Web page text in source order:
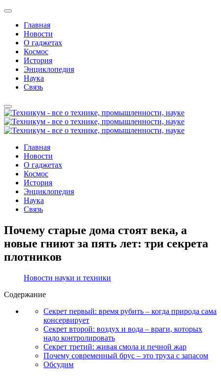
Главная
Новости
О гаджетах
Космос
История
Энциклопедия
Наука
Связь
Главная
Новости
О гаджетах
Космос
История
Энциклопедия
Наука
Связь
Почему старые дома стоят века, а
новые гниют за пять лет: три секрета
плотников
Новости науки и техники
Содержание
Секрет первый: время рубить – когда природа сама
консервирует
Секрет второй: воздух и вода – враги, которых
надо контролировать
Секрет третий: живая смола и печной жар
Почему современный брус – это труха с запасом
Обсудим